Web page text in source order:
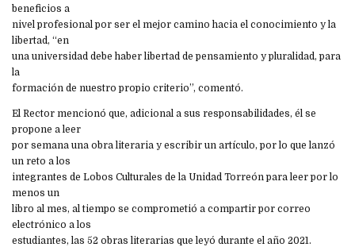
beneficios a
nivel profesional por ser el mejor camino hacia el conocimiento y la
libertad, “en
una universidad debe haber libertad de pensamiento y pluralidad, para
la
formación de nuestro propio criterio”, comentó.
El Rector mencionó que, adicional a sus responsabilidades, él se
propone a leer
por semana una obra literaria y escribir un artículo, por lo que lanzó
un reto a los
integrantes de Lobos Culturales de la Unidad Torreón para leer por lo
menos un
libro al mes, al tiempo se comprometió a compartir por correo
electrónico a los
estudiantes, las 52 obras literarias que leyó durante el año 2021.